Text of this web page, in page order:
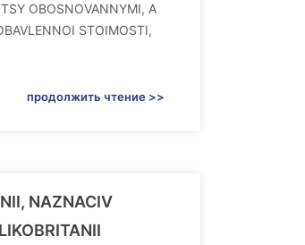
OBOSNOVANNYMI, A
STOIMOSTI,
продолжить чтение >>
NAZNACIV